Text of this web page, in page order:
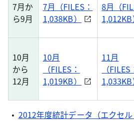
7月か
ら9月
7月（FILES：
1,038KB）
8月（
1,012KB
10月
から
12月
10月
（FILES：
1,019KB）
11月
（FILES
1,033KB
2012年度統計データ（エクセル